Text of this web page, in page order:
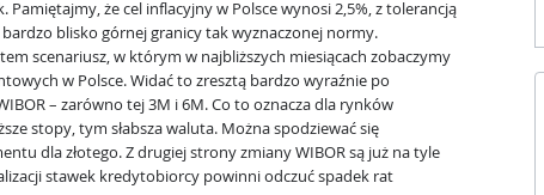
Pamiętajmy, że cel inflacyjny w Polsce wynosi 2,5%, z tolerancją
bardzo blisko górnej granicy tak wyznaczonej normy.
scenariusz, w którym w najbliższych miesiącach zobaczymy
w Polsce. Widać to zresztą bardzo wyraźnie po
– zarówno tej 3M i 6M. Co to oznacza dla rynków
stopy, tym słabsza waluta. Można spodziewać się
dla złotego. Z drugiej strony zmiany WIBOR są już na tyle
stawek kredytobiorcy powinni odczuć spadek rat